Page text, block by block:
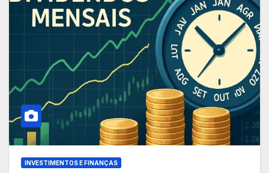
INVESTIMENTOS E FINANÇAS